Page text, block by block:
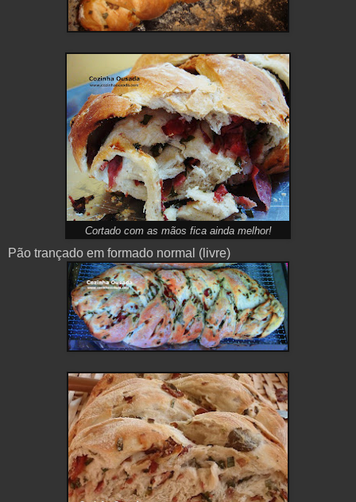
Cortado com as mãos fica ainda melhor!
Pão trançado em formado normal (livre)